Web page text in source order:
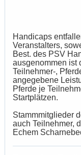
Handicaps
Veranstalters,
Best. des PSV
ausgenommen ist
Teilnehmer-,
angegebene
Pferde je
Startplätzen.
Stammmitglieder
auch Teilnehmer,
Echem